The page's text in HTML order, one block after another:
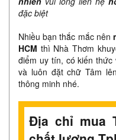
đặc biệt
Nhiều bạn thắc mắc nên
HCM thì Nhà Thơm
điểm uy tín, có kiến
và luôn đặt chữ Tâm
thông minh nhé.
Địa chỉ mua